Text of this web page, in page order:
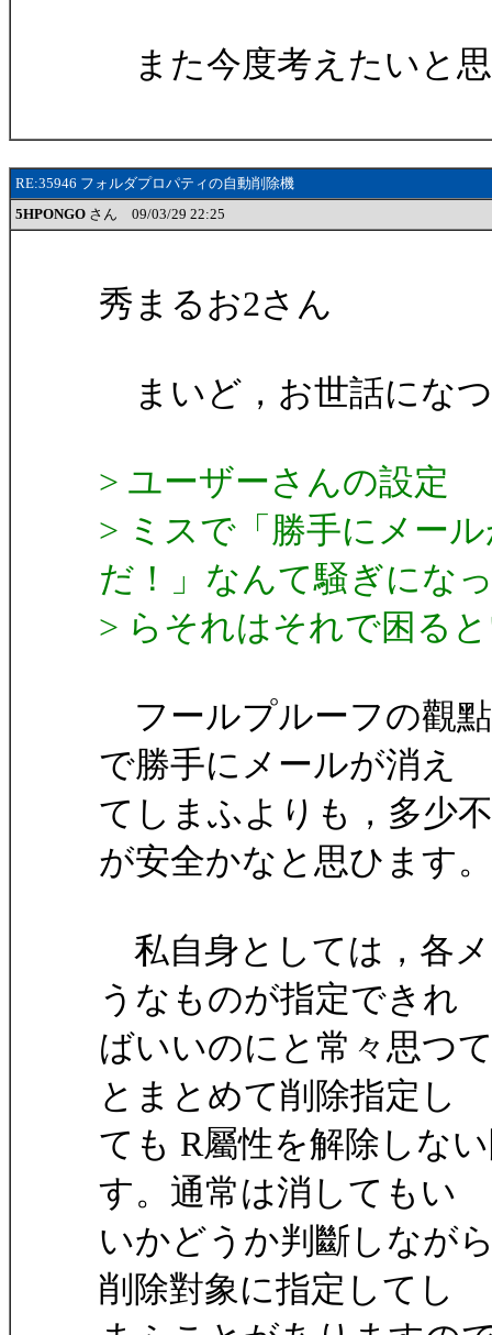
また今度考えたいと
RE:35946 フォルダプロパティの自動削除機
5HPONGO さん 09/03/29 22:25
秀まるお2さん
まいど，お世話にな
> ユーザーさんの設定
> ミスで「勝手にメー
だ！」なんて騒ぎにな
> らそれはそれで困る
フールプルーフの觀
で勝手にメールが消え
てしまふよりも，多少
が安全かなと思ひます。
私自身としては，各
うなものが指定できれ
ばいいのにと常々思つ
とまとめて削除指定し
ても R屬性を解除しな
す。通常は消してもい
いかどうか判斷しなが
削除對象に指定してし